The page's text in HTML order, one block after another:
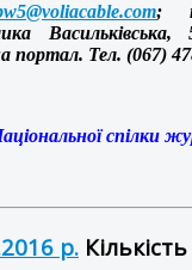
;
Васильківська,
портал. Тел. (067)
спілки
р.